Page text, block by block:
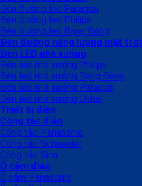
Đèn đường led Paragon
Đèn đường led Philips
Đèn đường led Rạng Đông
Đèn đường năng lượng mặt trời
Đèn LED nhà xưởng
Đèn led nhà xưởng Philips
Đèn led nhà xưởng Rạng Đông
Đèn led nhà xưởng Paragon
Đèn led nhà xưởng Duhal
Thiết bị điện
Công tắc điện
Công tắc Panasonic
Công tắc Schneider
Công tắc Sino
Ổ cắm điện
Ổ cắm Panasonic